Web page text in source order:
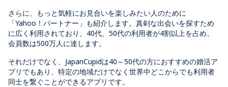
さらに、もっと気軽にお見合いを楽しみたい人のために
「Yahoo！パートナー」も紹介します。真剣な出会いを探すため
に広く利用されており、40代、50代の利用者が4割以上を占め、
会員数は500万人に達します。
それだけでなく、JapanCupidは40～50代の方におすすめの婚活ア
プリでもあり、特定の地域だけでなく世界中どこからでも利用者
同士を繋ぐことができるアプリです。